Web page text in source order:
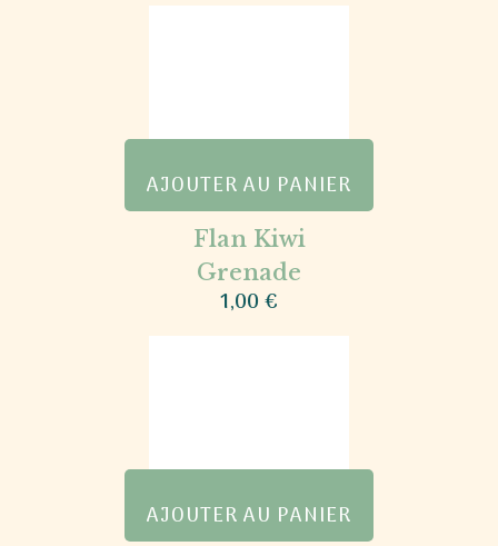
AJOUTER AU PANIER
Flan Kiwi
Grenade
1,00 €
AJOUTER AU PANIER